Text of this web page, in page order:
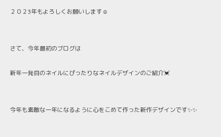
２０２3年もよろしくお願いします☺️
さて、今年最初のブログは
新年一発目のネイルにぴったりなネイルデザインのご紹介💓
今年も素敵な一年になるように心をこめて作った新作デザインです✨✨